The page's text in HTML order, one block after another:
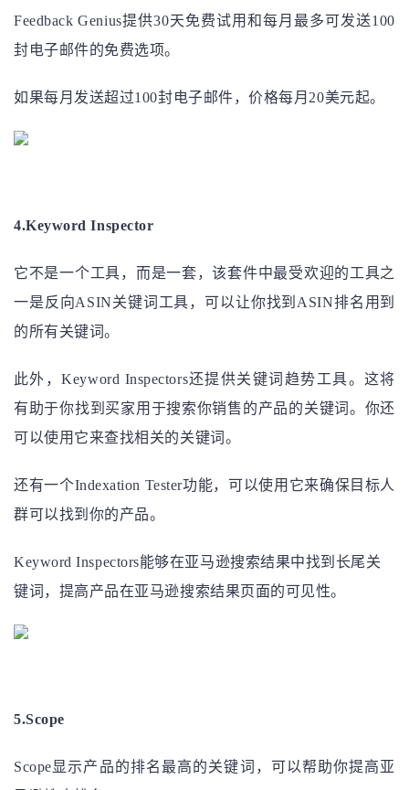
Feedback Genius提供30天免费试用和每月最多可发送100
封电子邮件的免费选项。
如果每月发送超过100封电子邮件，价格每月20美元起。
4.Keyword Inspector
它不是一个工具，而是一套，该套件中最受欢迎的工具之
一是反向ASIN关键词工具，可以让你找到ASIN排名用到
的所有关键词。
此外，Keyword Inspectors还提供关键词趋势工具。这将
有助于你找到买家用于搜索你销售的产品的关键词。你还
可以使用它来查找相关的关键词。
还有一个Indexation Tester功能，可以使用它来确保目标人
群可以找到你的产品。
Keyword Inspectors能够在亚马逊搜索结果中找到长尾关
键词，提高产品在亚马逊搜索结果页面的可见性。
5.Scope
Scope显示产品的排名最高的关键词，可以帮助你提高亚